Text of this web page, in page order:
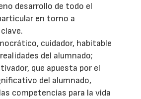
desarrollo de todo el
en torno a
cuidador, habitable
del alumnado;
que apuesta por el
del alumnado,
competencias para la vida